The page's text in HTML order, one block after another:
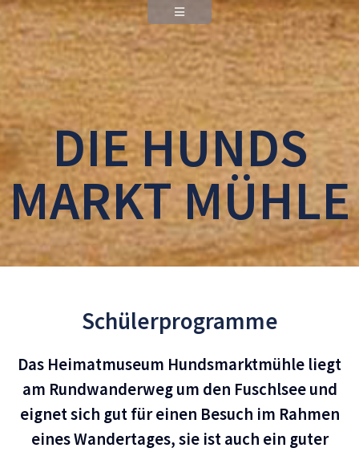
DIE HUNDS
MARKT MÜHLE
Schülerprogramme
Das Heimatmuseum Hundsmarktmühle liegt
am Rundwanderweg um den Fuschlsee und
eignet sich gut für einen Besuch im Rahmen
eines Wandertages, sie ist auch ein guter